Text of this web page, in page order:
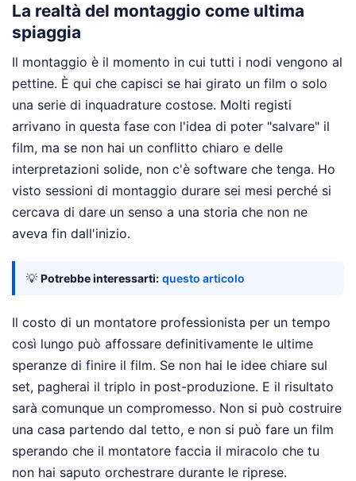
La realtà del montaggio come ultima
spiaggia
Il montaggio è il momento in cui tutti i nodi vengono al
pettine. È qui che capisci se hai girato un film o solo
una serie di inquadrature costose. Molti registi
arrivano in questa fase con l'idea di poter "salvare" il
film, ma se non hai un conflitto chiaro e delle
interpretazioni solide, non c'è software che tenga. Ho
visto sessioni di montaggio durare sei mesi perché si
cercava di dare un senso a una storia che non ne
aveva fin dall'inizio.
💡 Potrebbe interessarti: questo articolo
Il costo di un montatore professionista per un tempo
così lungo può affossare definitivamente le ultime
speranze di finire il film. Se non hai le idee chiare sul
set, pagherai il triplo in post-produzione. E il risultato
sarà comunque un compromesso. Non si può costruire
una casa partendo dal tetto, e non si può fare un film
sperando che il montatore faccia il miracolo che tu
non hai saputo orchestrare durante le riprese.